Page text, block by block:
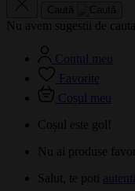
Nu avem sugestii de
Contul meu
Favorite
Coșul meu
Coșul este gol!
Nu ai produse
Salut, te poti